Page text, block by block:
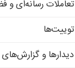
تعاملات رسانه‌ای و
توییت‌ها
دیدارها و